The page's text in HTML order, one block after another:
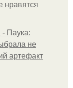
нравятся
Паука:
не
артефакт